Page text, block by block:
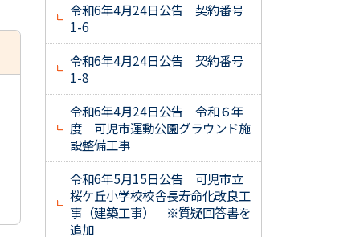
令和6年4月24日公告 契約番号
1-6
令和6年4月24日公告 契約番号
1-8
令和6年4月24日公告 令和６年
度 可児市運動公園グラウンド施
設整備工事
令和6年5月15日公告 可児市立
桜ケ丘小学校校舎長寿命化改良工
事（建築工事） ※質疑回答書を
追加